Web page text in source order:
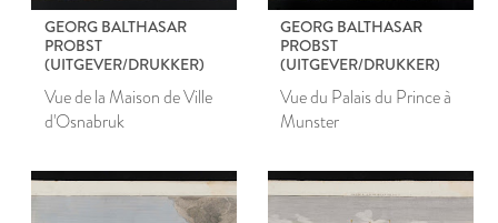
GEORG BALTHASAR
PROBST
(UITGEVER/DRUKKER)
Vue de la Maison de Ville
d'Osnabruk
GEORG BALTHASAR
PROBST
(UITGEVER/DRUKKER)
Vue du Palais du Prince à
Munster